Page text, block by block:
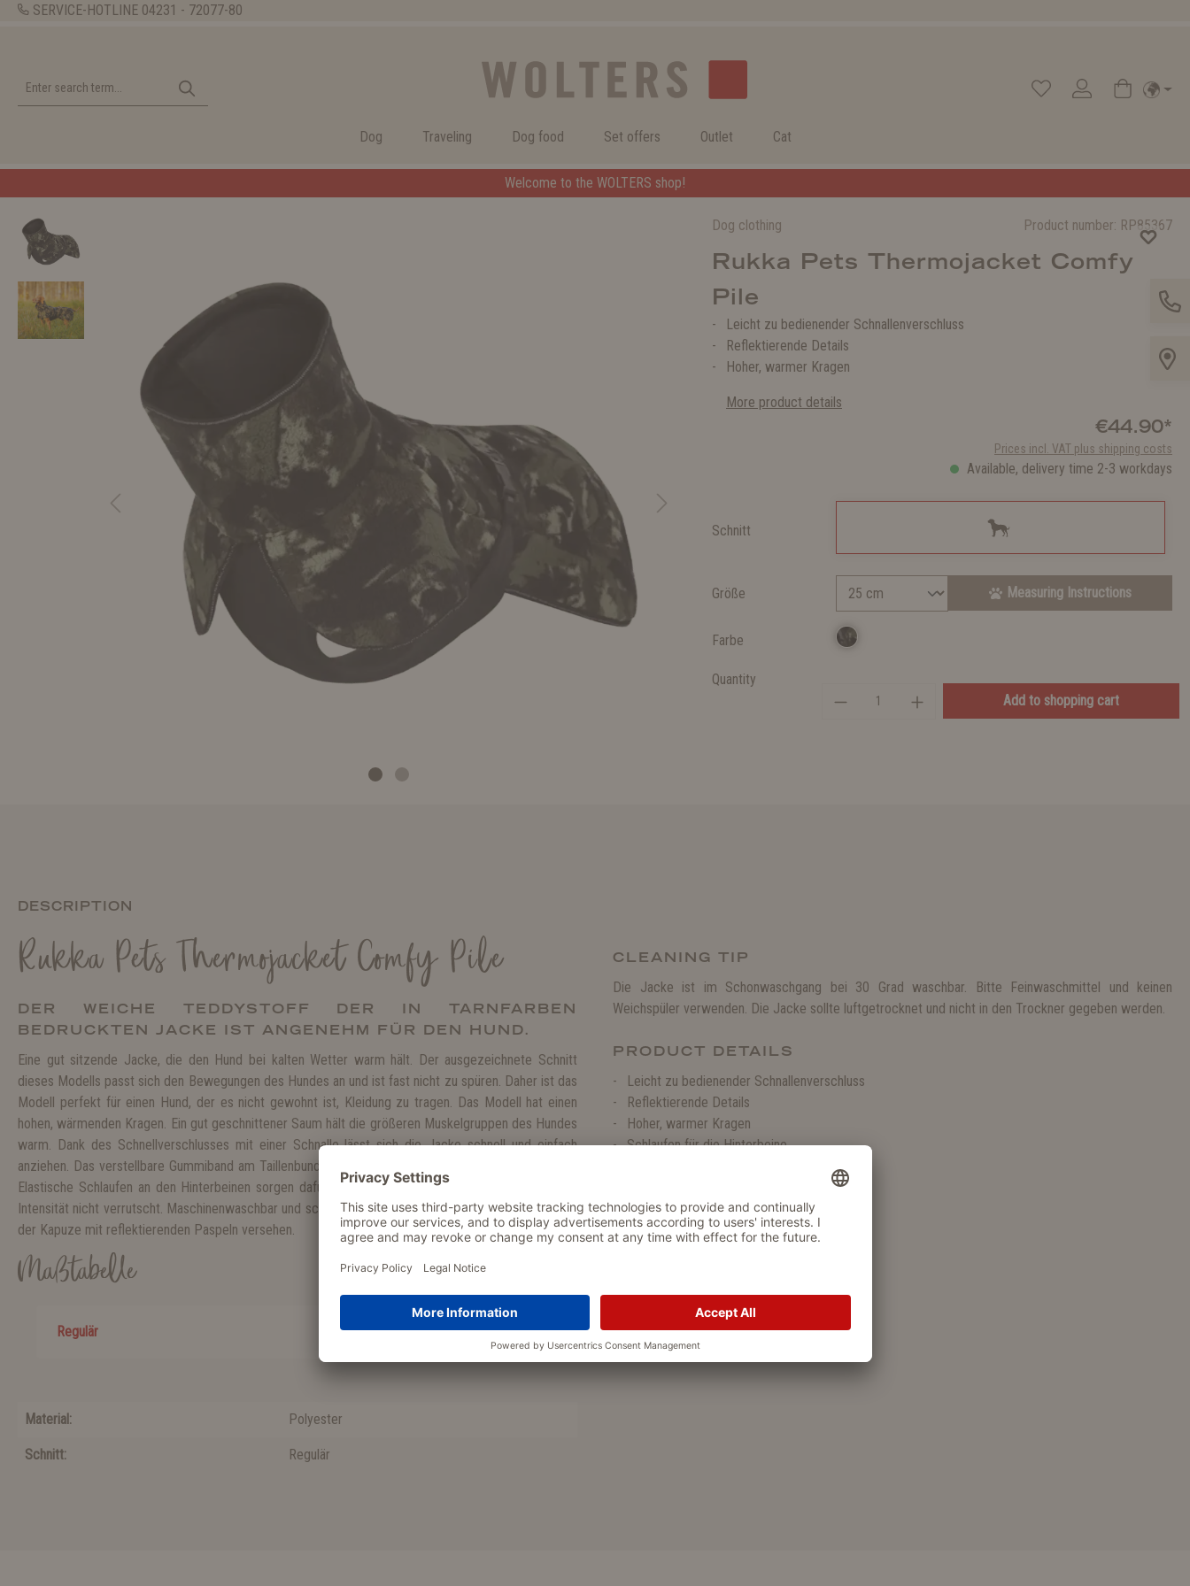
SERVICE-HOTLINE 04231 - 72077-80
Dog Traveling Dog food Set offers Outlet Cat
Welcome to the WOLTERS shop!
Dog clothing Product number: RP85367
Rukka Pets Thermojacket Comfy
Pile
Leicht zu bedienender Schnallenverschluss
Reflektierende Details
Hoher, warmer Kragen
More product details
€44.90*
Prices incl. VAT plus shipping costs
Available, delivery time 2-3 workdays
Schnitt
Größe Measuring Instructions
Farbe
Quantity
Add to shopping cart
DESCRIPTION
Rukka Pets Thermojacket Comfy Pile
DER WEICHE TEDDYSTOFF DER IN TARNFARBEN
BEDRUCKTEN JACKE IST ANGENEHM FÜR DEN HUND.
Eine gut sitzende Jacke, die den Hund bei kalten Wetter warm hält. Der ausgezeichnete Schnitt
dieses Modells passt sich den Bewegungen des Hundes an und ist fast nicht zu spüren. Daher ist das
Modell perfekt für einen Hund, der es nicht gewohnt ist, Kleidung zu tragen. Das Modell hat einen
hohen, wärmenden Kragen. Ein gut geschnittener Saum hält die größeren Muskelgruppen des Hundes
warm. Dank des Schnellverschlusses mit einer Schnalle lässt sich die Jacke schnell und einfach
anziehen. Das verstellbare Gummiband am Taillenbund stellt sicher, dass die Jacke nicht verrutscht.
Elastische Schlaufen an den Hinterbeinen sorgen dafür, dass die Jacke bei Aktivitäten mit höherer
Intensität nicht verrutscht. Maschinenwaschbar und schnell trocknend. Die Jacke ist am Saum und an
der Kapuze mit reflektierenden Paspeln versehen.
Maßtabelle
Regulär
Material: Polyester
Schnitt: Regulär
CLEANING TIP
Die Jacke ist im Schonwaschgang bei 30 Grad waschbar. Bitte Feinwaschmittel und keinen
Weichspüler verwenden. Die Jacke sollte luftgetrocknet und nicht in den Trockner gegeben werden.
PRODUCT DETAILS
Leicht zu bedienender Schnallenverschluss
Reflektierende Details
Hoher, warmer Kragen
Schlaufen für die Hinterbeine